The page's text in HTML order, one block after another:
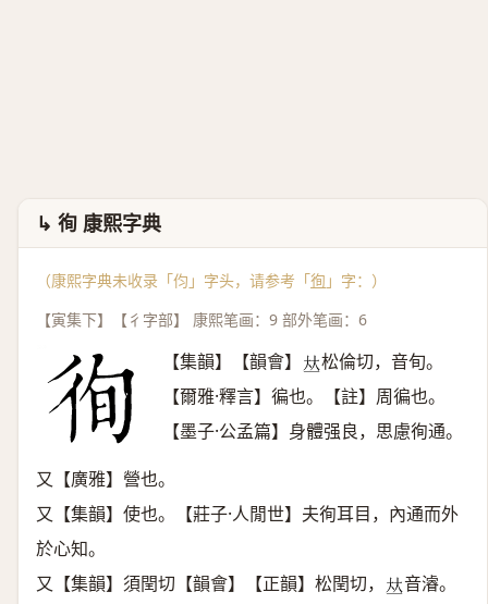
↳ 徇 康熙字典
（康熙字典未收录「伨」字头，请参考「徇 」字：）
【寅集下】【彳字部】 康熙笔画：9 部外笔画：6
【集韻】【韻會】 𠀤松倫切，音旬。
【爾雅·釋言】徧也。【註】周徧也。
【墨子·公孟篇】身體强良，思慮徇通。
又【廣雅】營也。
又【集韻】使也。【莊子·人閒世】夫徇耳目，內通而外
於心知。
又【集韻】須閏切【韻會】【正韻】松閏切， 𠀤音濬。